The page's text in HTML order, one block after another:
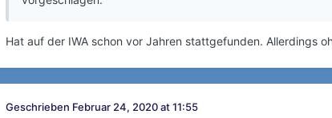
Hat auf der IWA schon vor Jahren stattgefunden. Allerdings
Geschrieben Februar 24, 2020 at 11:55